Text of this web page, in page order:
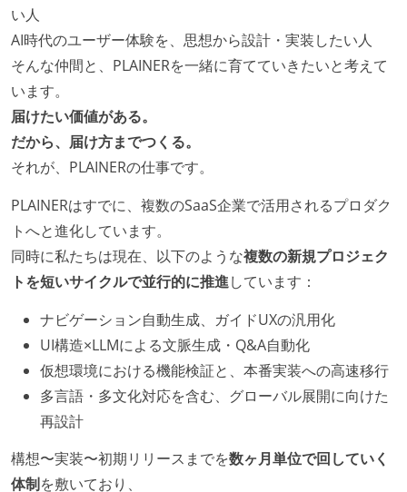
何らかのコーディング規約をチーム全体で遵守するよ
うにしている
テストの実施度
ほとんどのプロダクトコードに単体テストを記述、実
施している
アジャイル実践状況
イテレーションの最後などに、定期的にチームでふり
かえりミーティングを行っている
ワークフローの整備
全てのコードをバージョン管理ツールで管理している
各メンバーが実装したコードのマージは Pull Request
ベースで行われる
ビルド、自動デプロイ環境が整備されている
い人
AI時代のユーザー体験を、思想から設計・実装したい人
そんな仲間と、PLAINERを一緒に育てていきたいと考えて
います。
届けたい価値がある。
だから、届け方までつくる。
それが、PLAINERの仕事です。
PLAINERはすでに、複数のSaaS企業で活用されるプロダク
トへと進化しています。
同時に私たちは現在、以下のような複数の新規プロジェク
トを短いサイクルで並行的に推進しています：
ナビゲーション自動生成、ガイドUXの汎用化
UI構造×LLMによる文脈生成・Q&A自動化
仮想環境における機能検証と、本番実装への高速移行
多言語・多文化対応を含む、グローバル展開に向けた
再設計
構想〜実装〜初期リリースまでを数ヶ月単位で回していく
体制を敷いており、